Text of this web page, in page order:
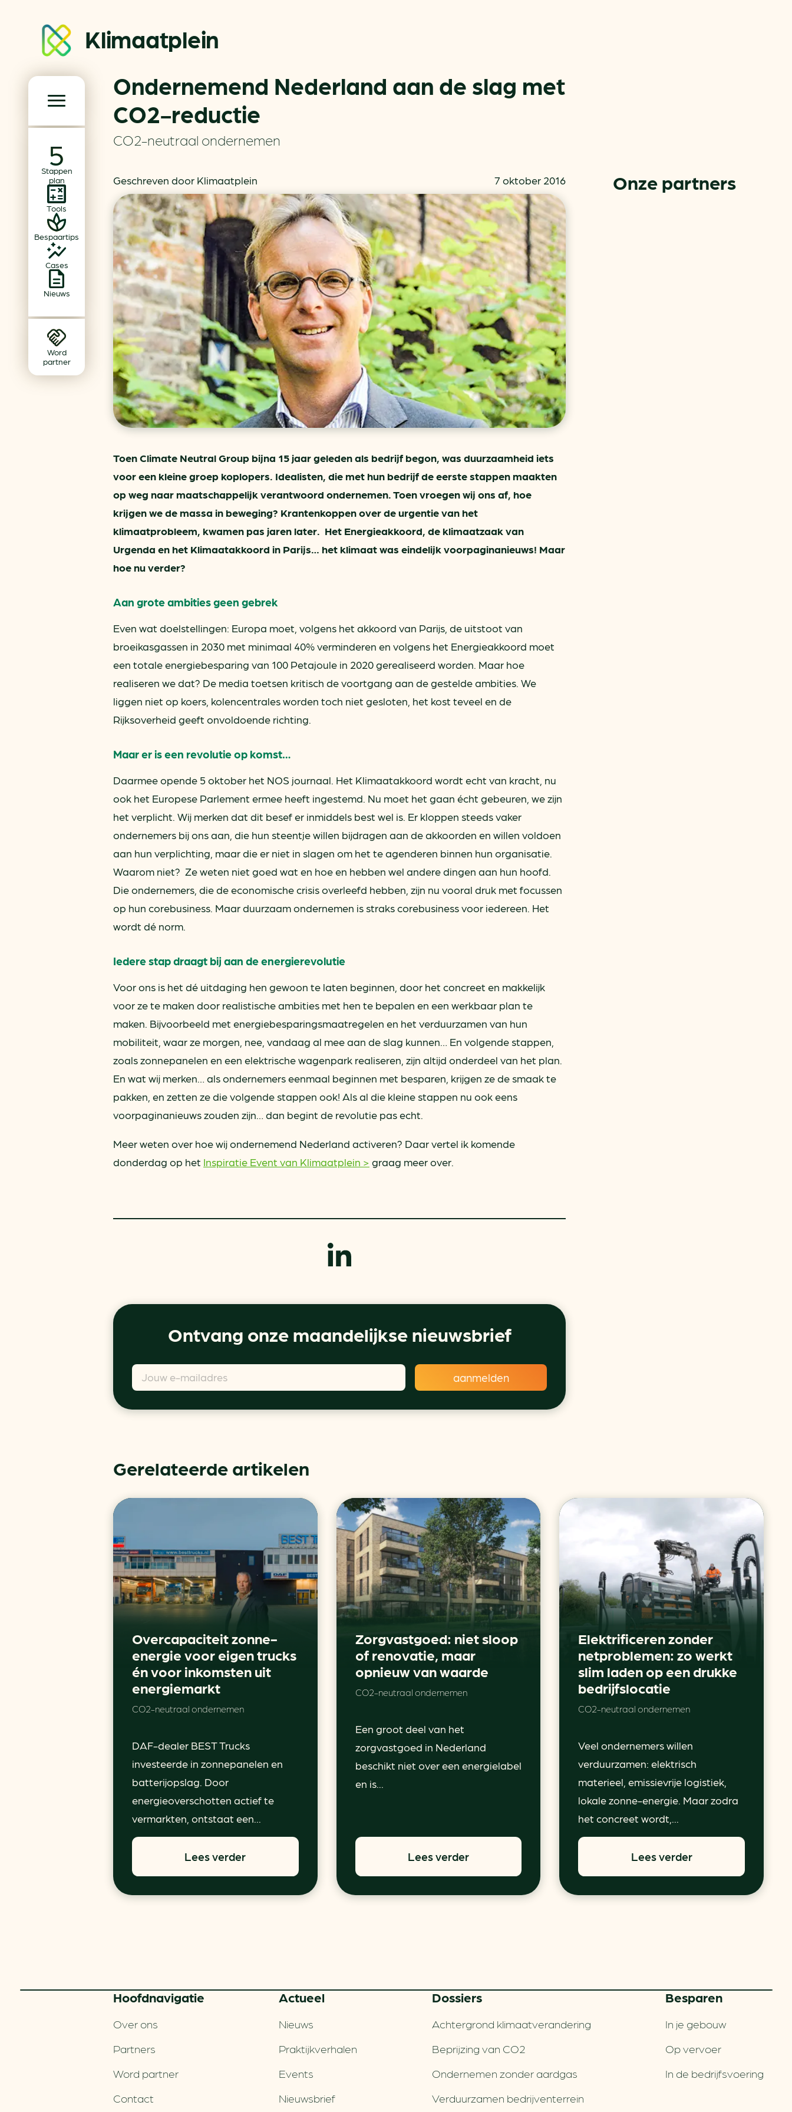
Klimaatplein
Stappen
plan
Tools
Bespaartips
Cases
Nieuws
Word
partner
Klimaatplein
Hoofd­navigatie
Partners
Word partner
Contact
Events
Nieuwsbrief
Dossiers
Achtergrond klimaatverandering
Beprijzing van CO2
Ondernemen zonder aardgas
Verduurzamen bedrijventerrein
Klimaattransitie op wijkniveau
In je gebouw
Op vervoer
In de bedrijfsvoering
MKB energie bespaarcheck
Terugverdien­tijden
Subsidiewijzer voor ondernemers
Voorkomen van klimaatschade
Autobrandstof besparen
Verlichtingscan
Wegwijzers energie besparen
Hergebruiken of recyclen van bijproducten
voor het MKB
Energie besparen op uw PC
info@klimaatplein.nl (073) 822 74 86
Ondernemend Nederland aan de slag met
CO2-reductie
CO2-neutraal ondernemen
Geschreven door Klimaatplein 7 oktober 2016
Toen Climate Neutral Group bijna 15 jaar geleden als bedrijf begon, was duurzaamheid iets
voor een kleine groep koplopers. Idealisten, die met hun bedrijf de eerste stappen maakten
op weg naar maatschappelijk verantwoord ondernemen. Toen vroegen wij ons af, hoe
krijgen we de massa in beweging? Krantenkoppen over de urgentie van het
klimaatprobleem, kwamen pas jaren later. Het Energieakkoord, de klimaatzaak van
Urgenda en het Klimaatakkoord in Parijs… het klimaat was eindelijk voorpaginanieuws! Maar
hoe nu verder?
Aan grote ambities geen gebrek
Even wat doelstellingen: Europa moet, volgens het akkoord van Parijs, de uitstoot van
broeikasgassen in 2030 met minimaal 40% verminderen en volgens het Energieakkoord moet
een totale energiebesparing van 100 Petajoule in 2020 gerealiseerd worden. Maar hoe
realiseren we dat? De media toetsen kritisch de voortgang aan de gestelde ambities. We
liggen niet op koers, kolencentrales worden toch niet gesloten, het kost teveel en de
Rijksoverheid geeft onvoldoende richting.
Maar er is een revolutie op komst…
Daarmee opende 5 oktober het NOS journaal. Het Klimaatakkoord wordt echt van kracht, nu
ook het Europese Parlement ermee heeft ingestemd. Nu moet het gaan écht gebeuren, we zijn
het verplicht. Wij merken dat dit besef er inmiddels best wel is. Er kloppen steeds vaker
ondernemers bij ons aan, die hun steentje willen bijdragen aan de akkoorden en willen voldoen
aan hun verplichting, maar die er niet in slagen om het te agenderen binnen hun organisatie.
Waarom niet? Ze weten niet goed wat en hoe en hebben wel andere dingen aan hun hoofd.
Die ondernemers, die de economische crisis overleefd hebben, zijn nu vooral druk met focussen
op hun corebusiness. Maar duurzaam ondernemen is straks corebusiness voor iedereen. Het
wordt dé norm.
Iedere stap draagt bij aan de energierevolutie
Voor ons is het dé uitdaging hen gewoon te laten beginnen, door het concreet en makkelijk
voor ze te maken door realistische ambities met hen te bepalen en een werkbaar plan te
maken. Bijvoorbeeld met energiebesparingsmaatregelen en het verduurzamen van hun
mobiliteit, waar ze morgen, nee, vandaag al mee aan de slag kunnen… En volgende stappen,
zoals zonnepanelen en een elektrische wagenpark realiseren, zijn altijd onderdeel van het plan.
En wat wij merken… als ondernemers eenmaal beginnen met besparen, krijgen ze de smaak te
pakken, en zetten ze die volgende stappen ook! Als al die kleine stappen nu ook eens
voorpaginanieuws zouden zijn… dan begint de revolutie pas echt.
Meer weten over hoe wij ondernemend Nederland activeren? Daar vertel ik komende
donderdag op het Inspiratie Event van Klimaatplein > graag meer over.
Ontvang onze maandelijkse nieuwsbrief
Onze partners
Gerelateerde artikelen
Overcapaciteit zonne-
energie voor eigen trucks
én voor inkomsten uit
energiemarkt
CO2-neutraal ondernemen
DAF-dealer BEST Trucks
investeerde in zonnepanelen en
batterijopslag. Door
energieoverschotten actief te
vermarkten, ontstaat een...
Lees verder
Zorgvastgoed: niet sloop
of renovatie, maar
opnieuw van waarde
CO2-neutraal ondernemen
Een groot deel van het
zorgvastgoed in Nederland
beschikt niet over een energielabel
en is...
Lees verder
Elektrificeren zonder
netproblemen: zo werkt
slim laden op een drukke
bedrijfslocatie
CO2-neutraal ondernemen
Veel ondernemers willen
verduurzamen: elektrisch
materieel, emissievrije logistiek,
lokale zonne-energie. Maar zodra
het concreet wordt,...
Lees verder
Hoofd­navigatie
Over ons
Partners
Word partner
Contact
Actueel
Nieuws
Praktijkverhalen
Events
Nieuwsbrief
Dossiers
Achtergrond klimaatverandering
Beprijzing van CO2
Ondernemen zonder aardgas
Verduurzamen bedrijventerrein
Besparen
In je gebouw
Op vervoer
In de bedrijfsvoering